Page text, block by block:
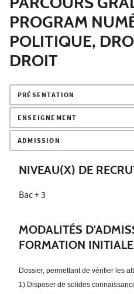
PROGRAM
POLITIQUE,
DROIT
PRÉSENTATION
ENSEIGNEMENT
ADMISSION
NIVEAU(X) DE
Bac + 3
MODALITÉS
FORMATION INITIALE
Dossier, permettant de vérifier les
1) Disposer de solides